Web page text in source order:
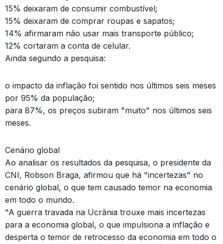
15% deixaram de consumir combustível;
15% deixaram de comprar roupas e sapatos;
14% afirmaram não usar mais transporte público;
12% cortaram a conta de celular.
Ainda segundo a pesquisa:
o impacto da inflação foi sentido nos últimos seis meses
por 95% da população;
para 87%, os preços subiram "muito" nos últimos seis
meses.
Cenário global
Ao analisar os resultados da pesquisa, o presidente da
CNI, Robson Braga, afirmou que há "incertezas" no
cenário global, o que tem causado temor na economia
em todo o mundo.
"A guerra travada na Ucrânia trouxe mais incertezas
para a economia global, o que impulsiona a inflação e
desperta o temor de retrocesso da economia em todo o